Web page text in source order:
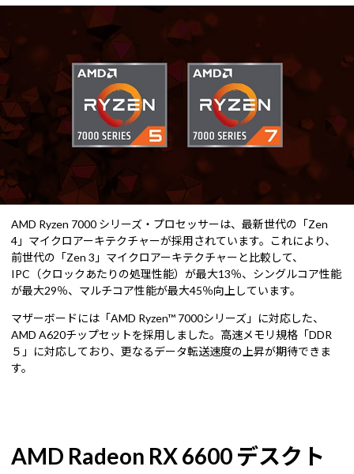
AMD Ryzen 7000 シリーズ・プロセッサーは、最新世代の「Zen
4」マイクロアーキテクチャーが採用されています。これにより、
前世代の「Zen 3」マイクロアーキテクチャーと比較して、
IPC（クロックあたりの処理性能）が最大13％、シングルコア性能
が最大29％、マルチコア性能が最大45％向上しています。
マザーボードには「AMD Ryzen™ 7000シリーズ」に対応した、
AMD A620チップセットを採用しました。高速メモリ規格「DDR
５」に対応しており、更なるデータ転送速度の上昇が期待できま
す。
AMD Radeon RX 6600 デスクト